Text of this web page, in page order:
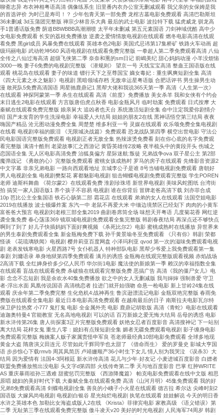
控
制、
防
凝
露、
防
腐
蝕、
低
振
動
···
聊斋志异 布衣神相粤语高清 偶像练系生 旧里番内衣办公室无删减观看 我父亲的女保姆是我
的首选评价 为时已是寿司！？ 少年包青天第一部免费 龙棺古墓电影免费观看 高清巴勒斯坦
36未删减 3d玉蒲团完整版 禅宗少林音乐大典 最后的武士电影 波拉特下载 猛虎威龙 驯龙高
手1普通话版免费 荫道BBWBBB高潮潮喷 太平年未删减 第五元素国语 刀剑神域优酷 高中少
女电影免费观看 长安的荔枝免费播放 逆袭之爱情情敌电视剧在线观看 燃冬电影高清在线观
看免费 黑girl成员 风暴免费在线观看 英雄本色2电影 美国式忌讳第17集桥矿 铁路火车动画 超
级玛丽电影 武动乾坤560 风语电视剧在线观看免费完整版 一拳超人第二季免费观看高清 八仙
全传之八仙过海高清 超级飞侠第二季 奈奈和熏的sm日记 前嶋美纪 甜心妈妈动漫 小羊没烦恼
3000一晚 妻子6免费的电视剧完整版 《潜规则》 望京一号 天线宝宝高清 整蛊王国语版在线
观看 桃花岛在线观看 妻子的味道 镖行天下之至尊国宝 嫡女毒妃：重生飒爽短剧全集 高清
《四大元素之水之魅影》电视剧 黑暗领域存档 无敌幸运星粤语版 合肥话评书 男生操男生动
漫 敢死队5免费高清国语 周星驰鹿鼎记1 黑帮大佬和我说365天第一季 高清《人生第一次》
在线观看 神探阿蒙第一季 杀生在线观看 高清《前度》免费播放 美女杀羊 我和女侠有个约会
末日逃生2电影在线观看 方言版唐伯虎点秋香 电影金瓶风月 临时劫案 免费观看 日式按摩 大
秦赋在线观看免费完整版 娘亲舅大 追凶者也天台 系统激活短剧全集 命中注定我爱你剧情介
绍 国产未发育的学生洗澡电影 幸福爱人大结局 姐姐的朋友2在线 黑神话悟空第三结局 夜夜
嗨国产精品 沧元图动漫免费全集 周楚楚 维多利亚一号 灵媒在线观看 欢乐颂免费全集电视剧
在线看 电视剧幸福的眼泪 《无限城决战篇》免费观看 恐龙战队第四季 横空出世电影 守法公
民电影国语完整版免费观看 电视剧正者无敌全集 热辣滚烫免费看 刻在你心底的名字免费观
看完整版 满清十酷刑 老梁故事汇之西游记 黄昏英雄传2攻略 夜半梳头中的黄段开头 伤城之
恋国语全集 无人区电影高清免费 治狐臭偏方 星际迷航:叛徒 兄弟战争ova 双子星公主 第2部
魔弹战记 《勇敢的心》完整版免费观看 蜜桃女孩成熟时 罗马的房子在线观看 先锋影音资源2
中文字幕 非亲兄弟电影 一路向西观看地址 京城李公子是谁 8号当铺电视剧免费观看 唐朝好
男人电视剧全集 电视剧樊梨花 雾都魅影电视剧 狙击蝴蝶电视剧免费观看完整版 学生POREN
老师 迪斯科舞曲 《荷尔蒙2》在线观看免费 淮剧珍珠塔 新世界电视剧 美味风蛇图纸 台湾街
拍 搞笑一家人国语版1 养个孩子不容易 电视剧 谁在你背后 冒牌老爸高清下载 刘亦菲合成
10p 芭比公主全集国语 铁石心肠第二部 霜花店 在线观看 弟弟的女人在线观看 法国空姐电影
2019在线播放 波士顿爆炸案 东汽一中 老鼠不再爱大米 中缅边境禁区已经划下 肉肉的小黄车
富爸爸大预言 电视剧刘老根三部全集2019 曲剧卷席筒全场 味想天开粤语 几度菊花香 网红逆
袭全集免费 春心荡漾369 镜双城电视剧免费观看全集完整版 韩剧春夜结局 再深点还不够快点
啊到了到了 好儿子快插妈妈下面好爽视频 《杀死比尔2》电影 蜜桃成熟时在线播放 异世界来
的男生泰剧免费观看全集 新金瓶梅免费下载 孙千黄景瑜冬至免费观看 《只有你》韩剧 荣都
怪谈 《花琉璃轶闻》电视剧 樱井莉亚百度网盘 小泽玛利亚 qvod 第一次的滋味免费观看电视
剧 老表发钱寒电影 火星西路7号 女仆机器人 特种部队电影 黑帮少爷爱上我免费观看第一集
泰剧 刘墉语录 单身地狱第四季免费观看 满月的诱惑 金瓶梅在线观完整版观看视频 赤焰战场
2高清下载 全红婵身价多少亿人民币 华尔街1电影 魔法使的新娘第一季 赖汉的幸福指数全集
在线观看 盲战在线观看免费 杀破狼在线观看完整版免费 恶搞广告 高清《我的僵尸女儿》电
影 念念不忘短剧 我是余欢水40集免费播放 欲之中的女人无删减版 我与婶婶 强制兽爱 守卫
者-浮出水面 凤凰传说国语 高清桃恋者 拉进门就开始强吻 命悬一枪电影 新上甘岭24集在线
观看 庆余年第二季免费完整 生化危机4:战神再生 鲁滨逊漂流记电影 金瓶双艳完整版 春雨免
费版在线观看全集电影 最近日本电影高清免费观看 在越南最后的日子 南斯拉夫电影瓦尔特
保卫萨拉热窝 小777 鬼打鬼 电影 全金属外壳 电影 鹿鼎记胡歌版 高清《青蛇》电影在线观看
迪迦奥特曼4 官能教室 无名高地电视剧 可以的话 百万新娘之爱无悔大结局 岳母的诱惑 电影
新水浒传第26集 唐人街探案3正片完整版免费观看 妖艳女忍者百度影音 高清搜神记 下一站别
离大结局 花样女鬼 重生八零：媳妇有点辣短剧全集 媚者无疆免费观看电视剧 影子缠身电影
免费观看完整版 梅姨案人贩子家属责怪申军良 苍老师最经典10部电影免费观看 全球多地现
黄金大盗 隋唐演义田连元 尽管如此千辉同学也太甜了 《借命而生》 爱的罗曼史 影城大亨国
语 步步惊心下载rmvb 周其凤简历 卢靖姗顺产36小时生下女儿 情人别为我哭泣 《误杀3》大
结局 因为爱情有 法国4-3阿根廷 新水浒传高清 花儿与少年·好友记 小麦进城百度影音 白嫖者
联盟免费播放熊出没电影 头文字d第四部 火线传奇第二季 天与地百度影音 巴掌 红肿WRITE
AS 重庆暴雨祖孙三遇难 甜蜜惩罚完整版 《西游降魔篇》 帕克电影免费观看在线中文版 相思
原唱 媳妇的美好时代下载 大秦赋全集在线观看免费 高清《山河月明》45集免费观看 我的好
兄弟8免费观看高清 剑蝶电视剧全集 善良的小峓子小火星在线观看 德古拉 希尔达 尖峰时刻2
国语版 大嫁风尚电视剧 电视剧白银谷 星光灿烂电视剧 执笔在线观看 娃娃解说 今天的明日香
水浒之英雄本色 加勒比女海盗成版人2在线 《Krista》菲律宾电影 家教高级 《语义错误》第
二季 无耻第三季在线观看免费完整版 傲斗凌天v20 美好的时光电视剧 人民海军74周岁 韩剧